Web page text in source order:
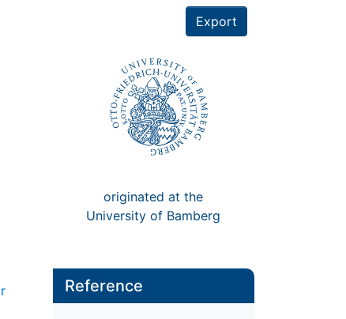
Export
originated at the
University of Bamberg
Reference